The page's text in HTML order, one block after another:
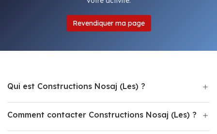
Revendiquer ma page
Qui est Constructions Nosaj (Les) ?
Comment contacter Constructions Nosaj (Les) ?